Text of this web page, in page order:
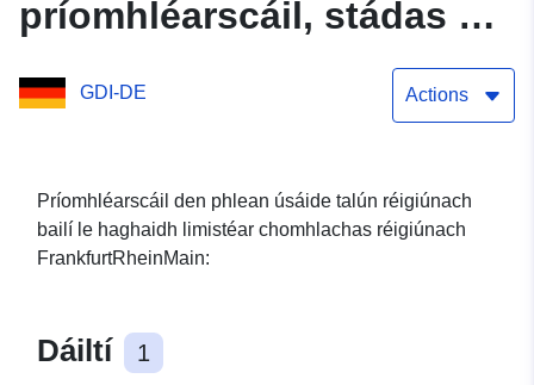
príomhléarscáil, stádas an
siombailí limistéir
GDI-DE Actions
Príomhléarscáil den phlean úsáide talún réigiúnach
bailí le haghaidh limistéar chomhlachas réigiúnach
FrankfurtRheinMain:
Dáiltí 1